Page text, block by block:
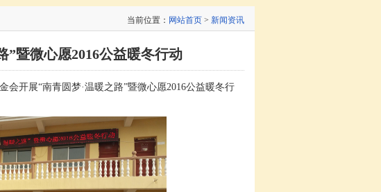
当前位置： 网站首页 > 新闻资讯
”暨微心愿2016公益暖冬行动
展“南青圆梦·温暖之路”暨微心愿2016公益暖冬行